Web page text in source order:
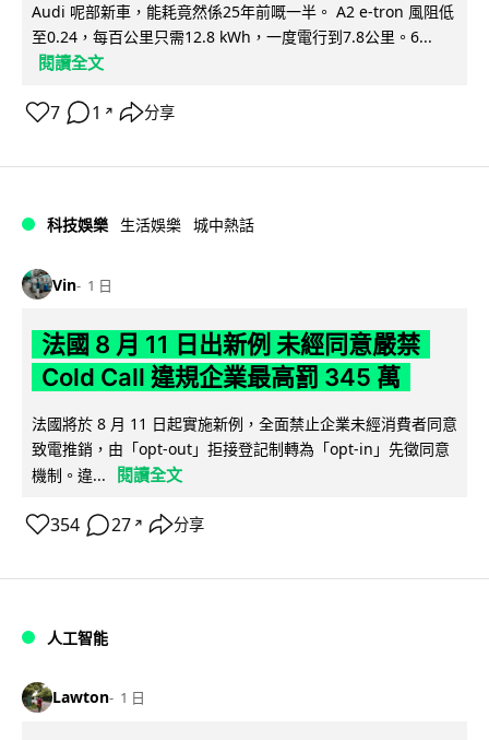
Audi 呢部新車，能耗竟然係25年前嘅一半。 A2 e-tron 風阻低
至0.24，每百公里只需12.8 kWh，一度電行到7.8公里。6...
閱讀全文
7 1 ↗ 分享
科技娛樂 生活娛樂 城中熱話
Vin 1 日
法國 8 月 11 日出新例 未經同意嚴禁
Cold Call 違規企業最高罰 345 萬
法國將於 8 月 11 日起實施新例，全面禁止企業未經消費者同意
致電推銷，由「opt-out」拒接登記制轉為「opt-in」先徵同意
機制。違...
閱讀全文
354 27 ↗ 分享
人工智能
Lawton 1 日